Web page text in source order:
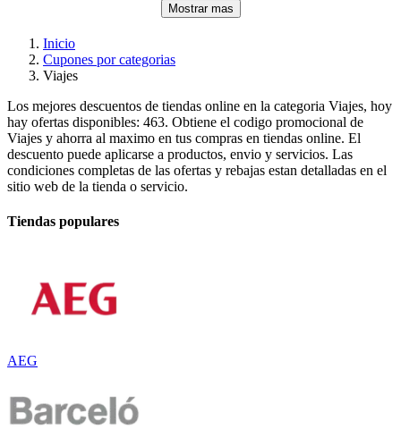
Mostrar mas
Inicio
Cupones por categorias
Viajes
Los mejores descuentos de tiendas online en la categoria Viajes, hoy
hay ofertas disponibles: 463. Obtiene el codigo promocional de
Viajes y ahorra al maximo en tus compras en tiendas online. El
descuento puede aplicarse a productos, envio y servicios. Las
condiciones completas de las ofertas y rebajas estan detalladas en el
sitio web de la tienda o servicio.
Tiendas populares
AEG